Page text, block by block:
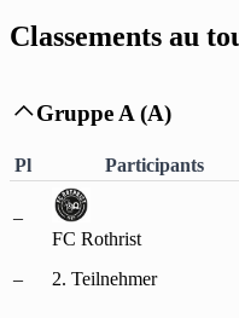
Classements au
 Gruppe A (A)
Pl Participants
–
FC Rothrist
– 2. Teilnehmer